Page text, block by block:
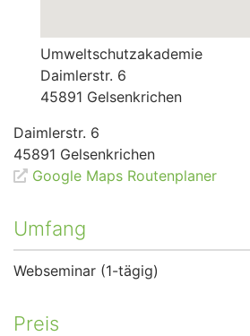
Umweltschutzakademie
Daimlerstr. 6
45891 Gelsenkrichen
Daimlerstr. 6
45891 Gelsenkrichen
Google Maps Routenplaner
Umfang
Webseminar (1-tägig)
Preis